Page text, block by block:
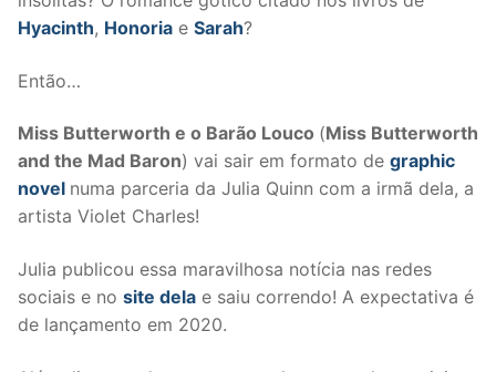
Hyacinth, Honoria e Sarah?
Então…
Miss Butterworth e o Barão Louco (Miss Butterworth
and the Mad Baron) vai sair em formato de graphic
novel numa parceria da Julia Quinn com a irmã dela, a
artista Violet Charles!
Julia publicou essa maravilhosa notícia nas redes
sociais e no site dela e saiu correndo! A expectativa é
de lançamento em 2020.